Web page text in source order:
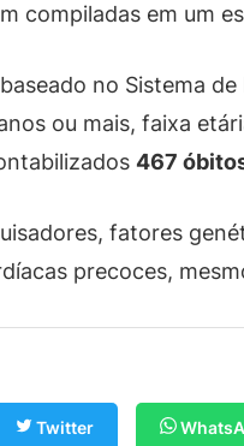
compiladas em um
no Sistema
ou mais, faixa
467
fatores
precoces,
Twitter